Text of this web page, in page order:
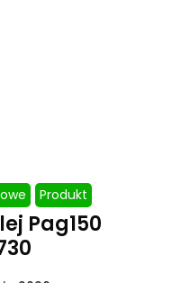
Produkt
Pag150